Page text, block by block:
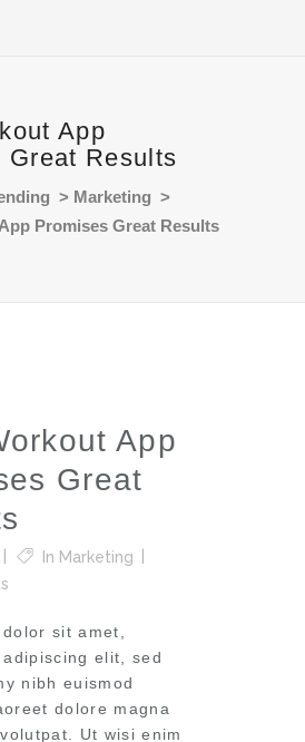
App
Great Results
> Marketing >
Promises Great Results
App
Great
In Marketing
sit amet,
elit, sed
nibh euismod
dolore magna
Ut wisi enim